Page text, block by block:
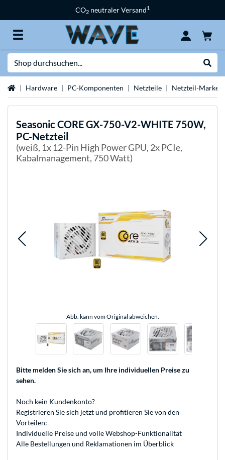
CO2 neutraler Versand1
StartseiteHardware PC-Komponenten Netzteile Netzteil-Marken
Seasonic CORE GX-750-V2-WHITE 750W,
PC-Netzteil
(weiß, 1x 12-Pin High Power GPU, 2x PCIe,
Kabalmanagement, 750 Watt)
Abb. kann vom Original abweichen.
Bitte melden Sie sich an, um Ihre individuellen Preise zu
sehen.
Noch kein Kundenkonto?
Registrieren Sie sich jetzt und profitieren Sie von den
Vorteilen:
Individuelle Preise und volle Webshop-Funktionalität
Alle Bestellungen und Reklamationen im Überblick